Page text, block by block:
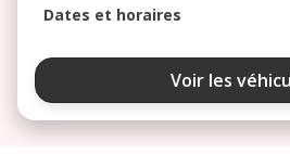
Dates et horaires
ma me
Voir les